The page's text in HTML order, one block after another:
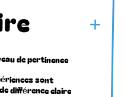
de pertinence
sont
différence claire